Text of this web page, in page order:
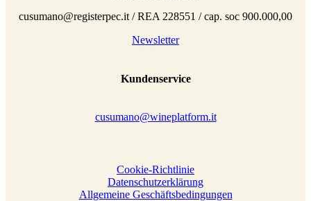
cusumano@registerpec.it / REA 228551 / cap. soc 900.000,00
Newsletter
Kundenservice
cusumano@wineplatform.it
Cookie-Richtlinie
Datenschutzerklärung
Allgemeine Geschäftsbedingungen